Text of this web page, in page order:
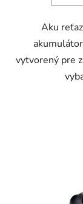
Aku
vytvorený pre